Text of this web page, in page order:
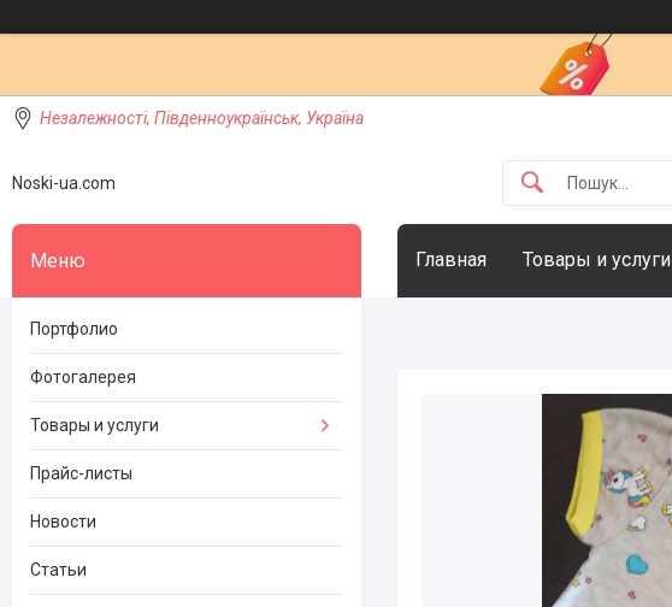
Незалежності, Південноукраїнськ, Україна
Noski-ua.com
Главная Товары и услуги
Портфолио
Фотогалерея
Товары и услуги
Прайс-листы
Новости
Статьи